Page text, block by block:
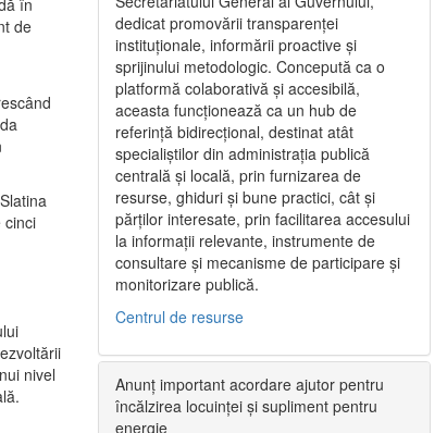
de
cinci
nivel
dedicat promovării transparenței
instituționale, informării proactive și
sprijinului metodologic. Concepută ca o
platformă colaborativă și accesibilă,
aceasta funcționează ca un hub de
referință bidirecțional, destinat atât
specialiștilor din administrația publică
centrală și locală, prin furnizarea de
resurse, ghiduri și bune practici, cât și
părților interesate, prin facilitarea accesului
la informații relevante, instrumente de
consultare și mecanisme de participare și
monitorizare publică.
Centrul de resurse
Anunț important acordare ajutor pentru
încălzirea locuinței și supliment pentru
energie